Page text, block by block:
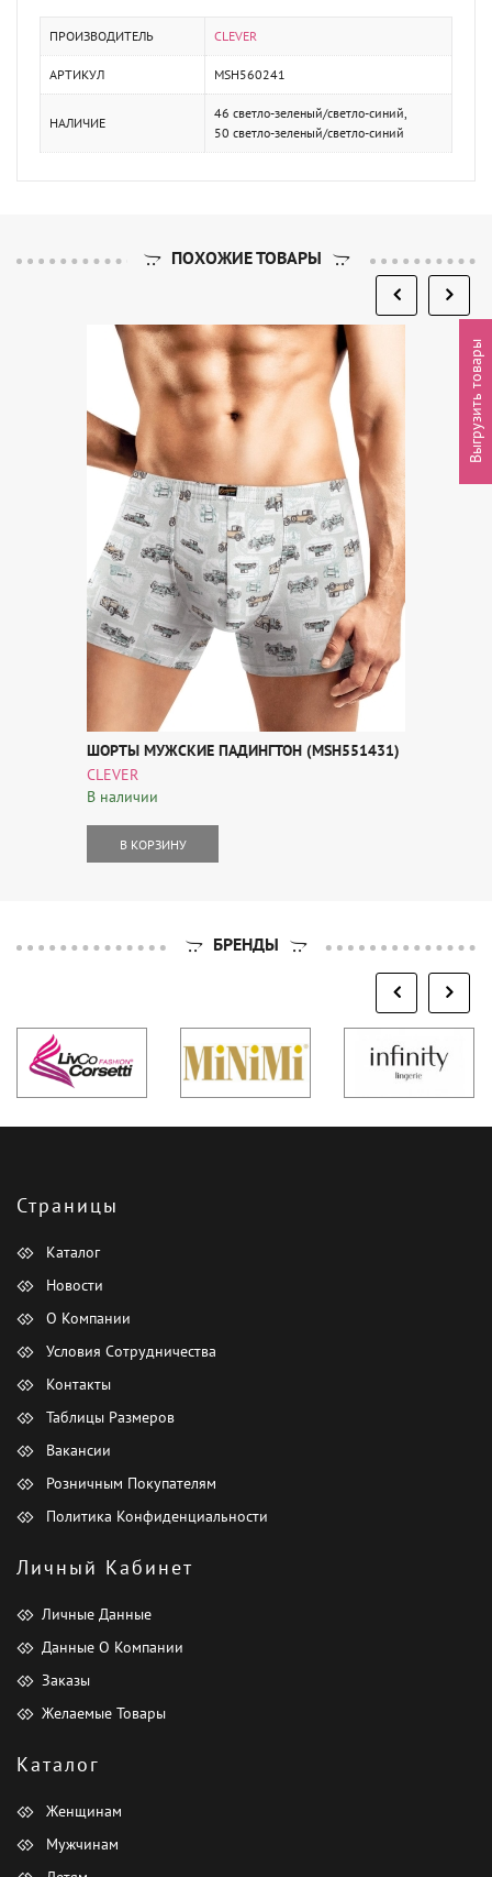
ПРОИЗВОДИТЕЛЬ CLEVER
АРТИКУЛ MSH560241
НАЛИЧИЕ
46 светло-зеленый/светло-синий,
50 светло-зеленый/светло-синий
ПОХОЖИЕ ТОВАРЫ
ШОРТЫ МУЖСКИЕ ПАДИНГТОН (MSH551431)
CLEVER
В наличии
В КОРЗИНУ
БРЕНДЫ
Страницы
Каталог
Новости
О Компании
Условия Сотрудничества
Контакты
Таблицы Размеров
Вакансии
Розничным Покупателям
Политика Конфиденциальности
Личный Кабинет
Личные Данные
Данные О Компании
Заказы
Желаемые Товары
Каталог
Женщинам
Мужчинам
Выгрузить товары